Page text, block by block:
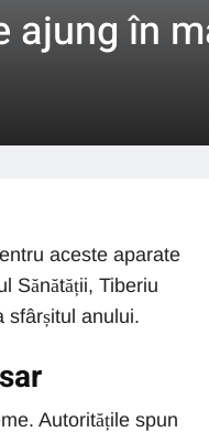
ajung în
aceste aparate
Sănătății, Tiberiu
sfârșitul anului.
Autoritățile spun